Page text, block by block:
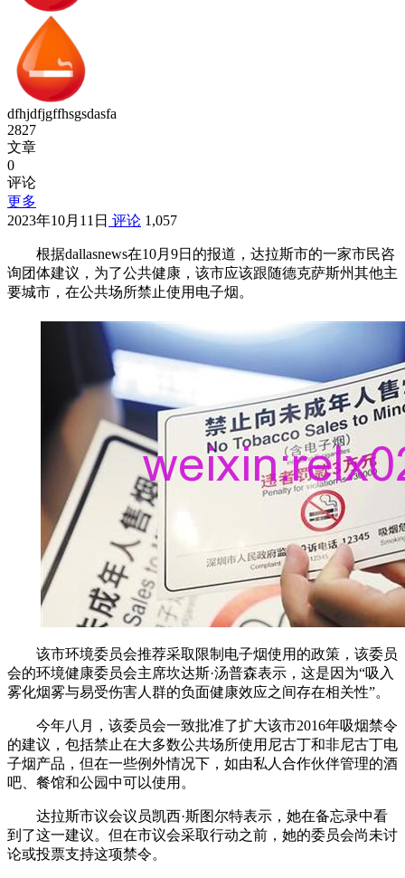
dfhjdfjgffhsgsdasfa
2827
文章
0
评论
更多
2023年10月11日 评论 1,057
根据dallasnews在10月9日的报道，达拉斯市的一家市民咨
询团体建议，为了公共健康，该市应该跟随德克萨斯州其他主
要城市，在公共场所禁止使用电子烟。
该市环境委员会推荐采取限制电子烟使用的政策，该委员
会的环境健康委员会主席坎达斯·汤普森表示，这是因为“吸入
雾化烟雾与易受伤害人群的负面健康效应之间存在相关性”。
今年八月，该委员会一致批准了扩大该市2016年吸烟禁令
的建议，包括禁止在大多数公共场所使用尼古丁和非尼古丁电
子烟产品，但在一些例外情况下，如由私人合作伙伴管理的酒
吧、餐馆和公园中可以使用。
达拉斯市议会议员凯西·斯图尔特表示，她在备忘录中看
到了这一建议。但在市议会采取行动之前，她的委员会尚未讨
论或投票支持这项禁令。